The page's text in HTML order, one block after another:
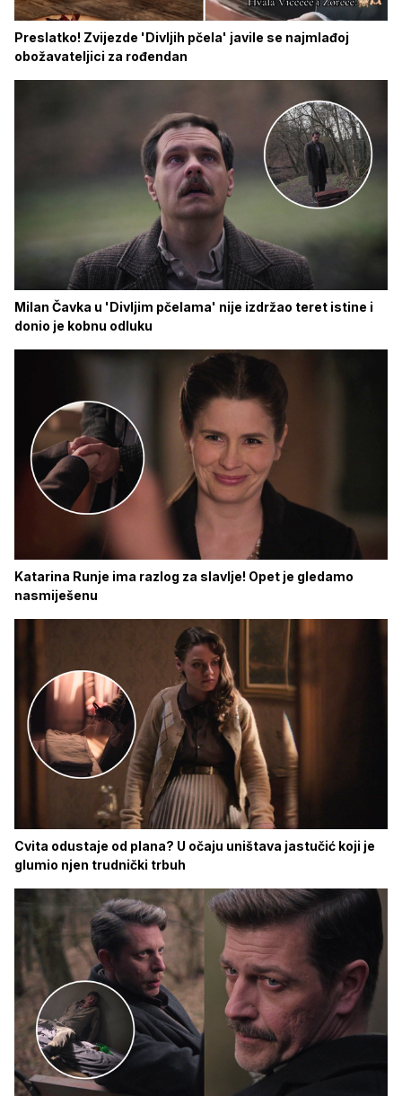
Preslatko! Zvijezde 'Divljih pčela' javile se najmlađoj
obožavateljici za rođendan
Milan Čavka u 'Divljim pčelama' nije izdržao teret istine i
donio je kobnu odluku
Katarina Runje ima razlog za slavlje! Opet je gledamo
nasmiješenu
Cvita odustaje od plana? U očaju uništava jastučić koji je
glumio njen trudnički trbuh